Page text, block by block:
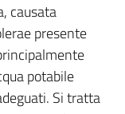
causata
presente
potabile
Si tratta